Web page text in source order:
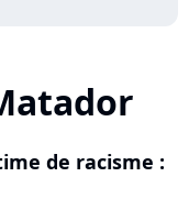
de racisme :